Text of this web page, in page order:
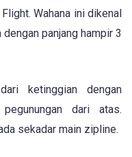
Wahana ini dikenal
panjang hampir 3
ketinggian dengan
dari atas.
sekadar main zipline.